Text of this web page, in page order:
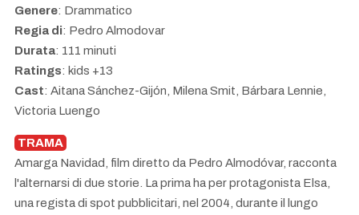
Genere: Drammatico
Regia di: Pedro Almodovar
Durata: 111 minuti
Ratings: kids +13
Cast: Aitana Sánchez-Gijón, Milena Smit, Bárbara Lennie,
Victoria Luengo
TRAMA
Amarga Navidad, film diretto da Pedro Almodóvar, racconta
l'alternarsi di due storie. La prima ha per protagonista Elsa,
una regista di spot pubblicitari, nel 2004, durante il lungo